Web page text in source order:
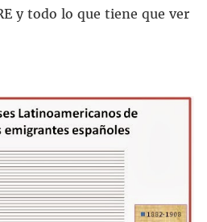
y todo lo que tiene que ver